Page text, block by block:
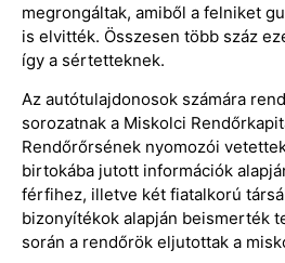
megrongáltak, amiből a felniket
is elvitték. Összesen több száz
így a sértetteknek.
Az autótulajdonosok számára
sorozatnak a Miskolci
Rendőrőrsének nyomozói
birtokába jutott információk
férfihez, illetve két fiatalkorú
bizonyítékok alapján beismerték
során a rendőrök eljutottak a